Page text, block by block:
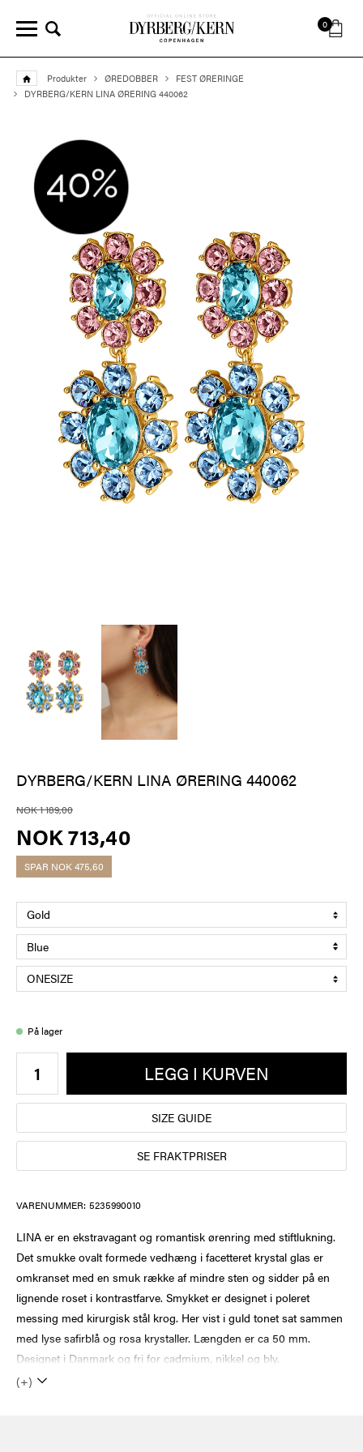
0
Produkter ØREDOBBER
FEST ØRERINGE
DYRBERG/KERN LINA ØRERING 440062
DYRBERG/KERN LINA ØRERING 440062
NOK 1 189,00
NOK 713,40
SPAR NOK 475,60
På lager
LEGG I KURVEN
SIZE GUIDE
SE FRAKTPRISER
VARENUMMER: 5235990010
LINA er en ekstravagant og romantisk ørenring med stiftlukning.
Det smukke ovalt formede vedhæng i facetteret krystal glas er
omkranset med en smuk række af mindre sten og sidder på en
lignende roset i kontrastfarve. Smykket er designet i poleret
messing med kirurgisk stål krog. Her vist i guld tonet sat sammen
med lyse safirblå og rosa krystaller. Længden er ca 50 mm.
Designet i Danmark og fri for cadmium, nikkel og bly.
(+)